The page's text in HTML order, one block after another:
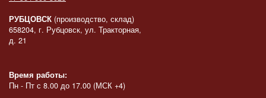
РУБЦОВСК (производство, склад)
658204, г. Рубцовск, ул. Тракторная,
д. 21
Время работы:
Пн - Пт с 8.00 до 17.00 (МСК +4)